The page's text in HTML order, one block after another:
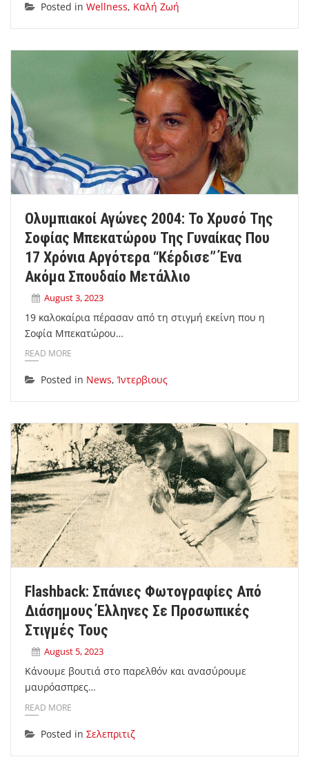
Posted in Wellness, Καλή Ζωή
Ολυμπιακοί Αγώνες 2004: Το Χρυσό Της
Σοφίας Μπεκατώρου Της Γυναίκας Που
17 Χρόνια Αργότερα “κέρδισε” Ένα
Ακόμα Σπουδαίο Μετάλλιο
August 3, 2023
19 καλοκαίρια πέρασαν από τη στιγμή εκείνη που η
Σοφία Μπεκατώρου…
READ MORE
Posted in News, Ίντερβιους
Flashback: Σπάνιες Φωτογραφίες Από
Διάσημους Έλληνες Σε Προσωπικές
Στιγμές Τους
August 5, 2023
Κάνουμε βουτιά στο παρελθόν και ανασύρουμε
μαυρόασπρες…
READ MORE
Posted in Σελεπριτιζ